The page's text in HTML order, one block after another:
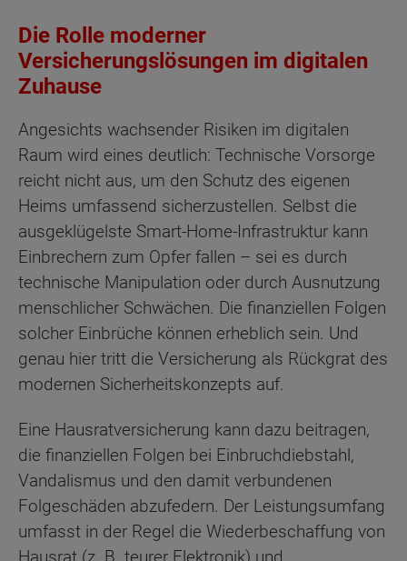
Die Rolle moderner
Versicherungslösungen im digitalen
Zuhause
Angesichts wachsender Risiken im digitalen
Raum wird eines deutlich: Technische Vorsorge
reicht nicht aus, um den Schutz des eigenen
Heims umfassend sicherzustellen. Selbst die
ausgeklügelste Smart-Home-Infrastruktur kann
Einbrechern zum Opfer fallen – sei es durch
technische Manipulation oder durch Ausnutzung
menschlicher Schwächen. Die finanziellen Folgen
solcher Einbrüche können erheblich sein. Und
genau hier tritt die Versicherung als Rückgrat des
modernen Sicherheitskonzepts auf.
Eine Hausratversicherung kann dazu beitragen,
die finanziellen Folgen bei Einbruchdiebstahl,
Vandalismus und den damit verbundenen
Folgeschäden abzufedern. Der Leistungsumfang
umfasst in der Regel die Wiederbeschaffung von